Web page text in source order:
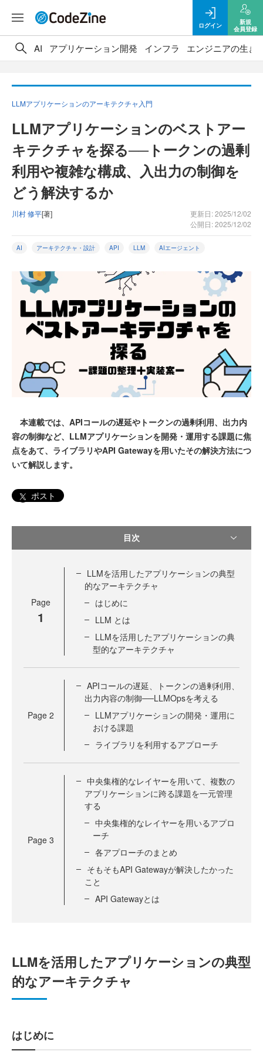
ログイン
新規
会員登録
AI アプリケーション開発 インフラ エンジニアの生き
LLMアプリケーションのアーキテクチャ入門
LLMアプリケーションのベストアー
キテクチャを探る──トークンの過剰
利用や複雑な構成、入出力の制御を
どう解決するか
川村 修平[著]
更新日: 2025/12/02
公開日: 2025/12/02
AI アーキテクチャ・設計 API LLM AIエージェント
本連載では、APIコールの遅延やトークンの過剰利用、出力内
容の制御など、LLMアプリケーションを開発・運用する課題に焦
点をあて、ライブラリやAPI Gatewayを用いたその解決方法につ
いて解説します。
ポスト
目次
Page
1
LLMを活用したアプリケーションの典型
的なアーキテクチャ
はじめに
LLM とは
LLMを活用したアプリケーションの典
型的なアーキテクチャ
Page 2
APIコールの遅延、トークンの過剰利用、
出力内容の制御──LLMOpsを考える
LLMアプリケーションの開発・運用に
おける課題
ライブラリを利用するアプローチ
Page 3
中央集権的なレイヤーを用いて、複数の
アプリケーションに跨る課題を一元管理
する
中央集権的なレイヤーを用いるアプロ
ーチ
各アプローチのまとめ
そもそもAPI Gatewayが解決したかった
こと
API Gatewayとは
LLMを活用したアプリケーションの典型
的なアーキテクチャ
はじめに